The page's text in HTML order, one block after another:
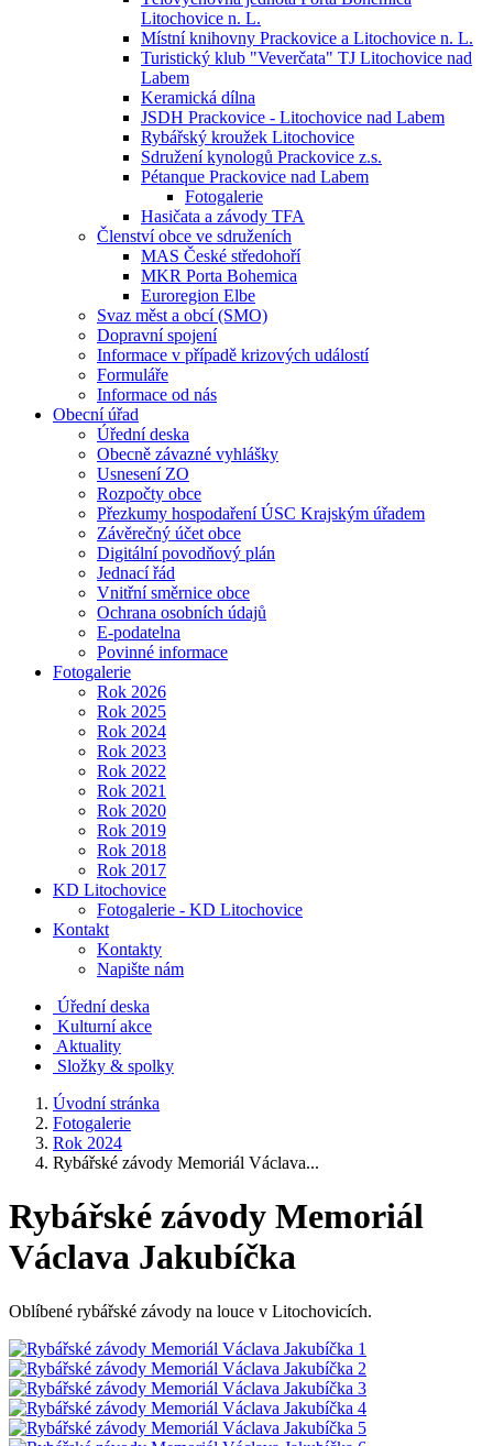
Litochovice n. L.
Místní knihovny Prackovice a Litochovice n. L.
Turistický klub "Veverčata" TJ Litochovice nad
Labem
Keramická dílna
JSDH Prackovice - Litochovice nad Labem
Rybářský kroužek Litochovice
Sdružení kynologů Prackovice z.s.
Pétanque Prackovice nad Labem
Fotogalerie
Hasičata a závody TFA
Členství obce ve sdruženích
MAS České středohoří
MKR Porta Bohemica
Euroregion Elbe
Svaz měst a obcí (SMO)
Dopravní spojení
Informace v případě krizových událostí
Formuláře
Informace od nás
Obecní úřad
Úřední deska
Obecně závazné vyhlášky
Usnesení ZO
Rozpočty obce
Přezkumy hospodaření ÚSC Krajským úřadem
Závěrečný účet obce
Digitální povodňový plán
Jednací řád
Vnitřní směrnice obce
Ochrana osobních údajů
E-podatelna
Povinné informace
Fotogalerie
Rok 2026
Rok 2025
Rok 2024
Rok 2023
Rok 2022
Rok 2021
Rok 2020
Rok 2019
Rok 2018
Rok 2017
KD Litochovice
Fotogalerie - KD Litochovice
Kontakt
Kontakty
Napište nám
Úřední deska
Kulturní akce
Aktuality
Složky & spolky
Úvodní stránka
Fotogalerie
Rok 2024
Rybářské závody Memoriál Václava...
Rybářské závody Memoriál
Václava Jakubíčka
Oblíbené rybářské závody na louce v Litochovicích.